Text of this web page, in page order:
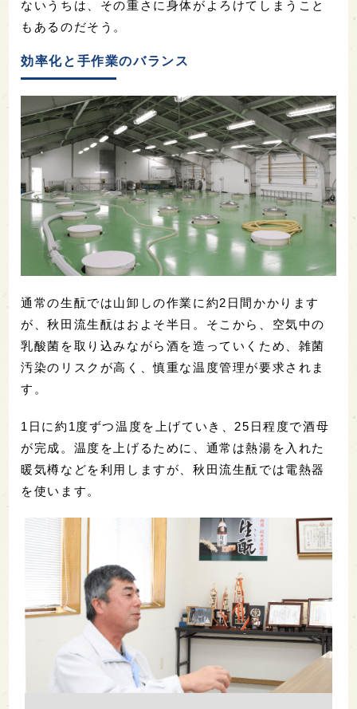
ないうちは、その重さに身体がよろけてしまうこと
もあるのだそう。
効率化と手作業のバランス
通常の生酛では山卸しの作業に約2日間かかります
が、秋田流生酛はおよそ半日。そこから、空気中の
乳酸菌を取り込みながら酒を造っていくため、雑菌
汚染のリスクが高く、慎重な温度管理が要求されま
す。
1日に約1度ずつ温度を上げていき、25日程度で酒母
が完成。温度を上げるために、通常は熱湯を入れた
暖気樽などを利用しますが、秋田流生酛では電熱器
を使います。